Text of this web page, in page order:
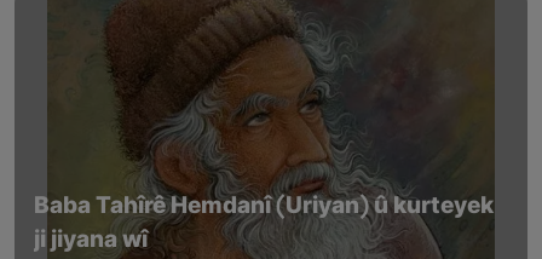
Baba Tahîrê Hemdanî (Uriyan) û kurteyek
ji jiyana wî